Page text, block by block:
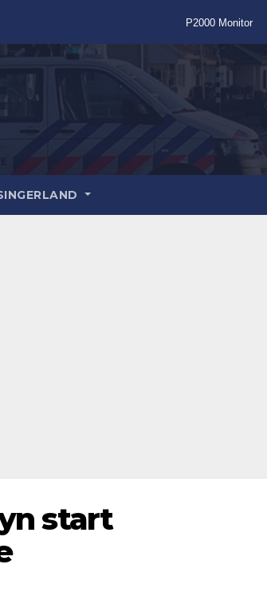
P2000 Monitor
start